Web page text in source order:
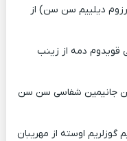
دیلییم سن سن) از
قویدوم دمه از زینب
جانیمین شفاسی سن سن
اوسته از مهریبان